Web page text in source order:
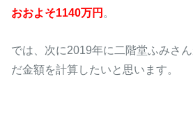
おおよそ1140万円 。
では、次に2019年に二階堂ふみさ
だ金額を計算したいと思います。